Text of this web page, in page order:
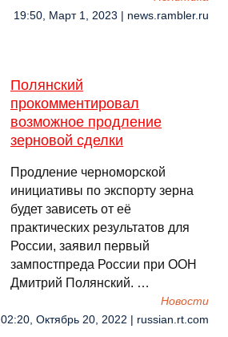
19:50, Март 1, 2023 | news.rambler.ru
Полянский
прокомментировал
возможное продление
зерновой сделки
Продление черноморской
инициативы по экспорту зерна
будет зависеть от её
практических результатов для
России, заявил первый
зампостпреда России при ООН
Дмитрий Полянский. …
Новости
02:20, Октябрь 20, 2022 | russian.rt.com